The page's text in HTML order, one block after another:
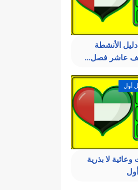
الأنشطة
صف عاشر فصل...
أول
وعائية لا بذرية